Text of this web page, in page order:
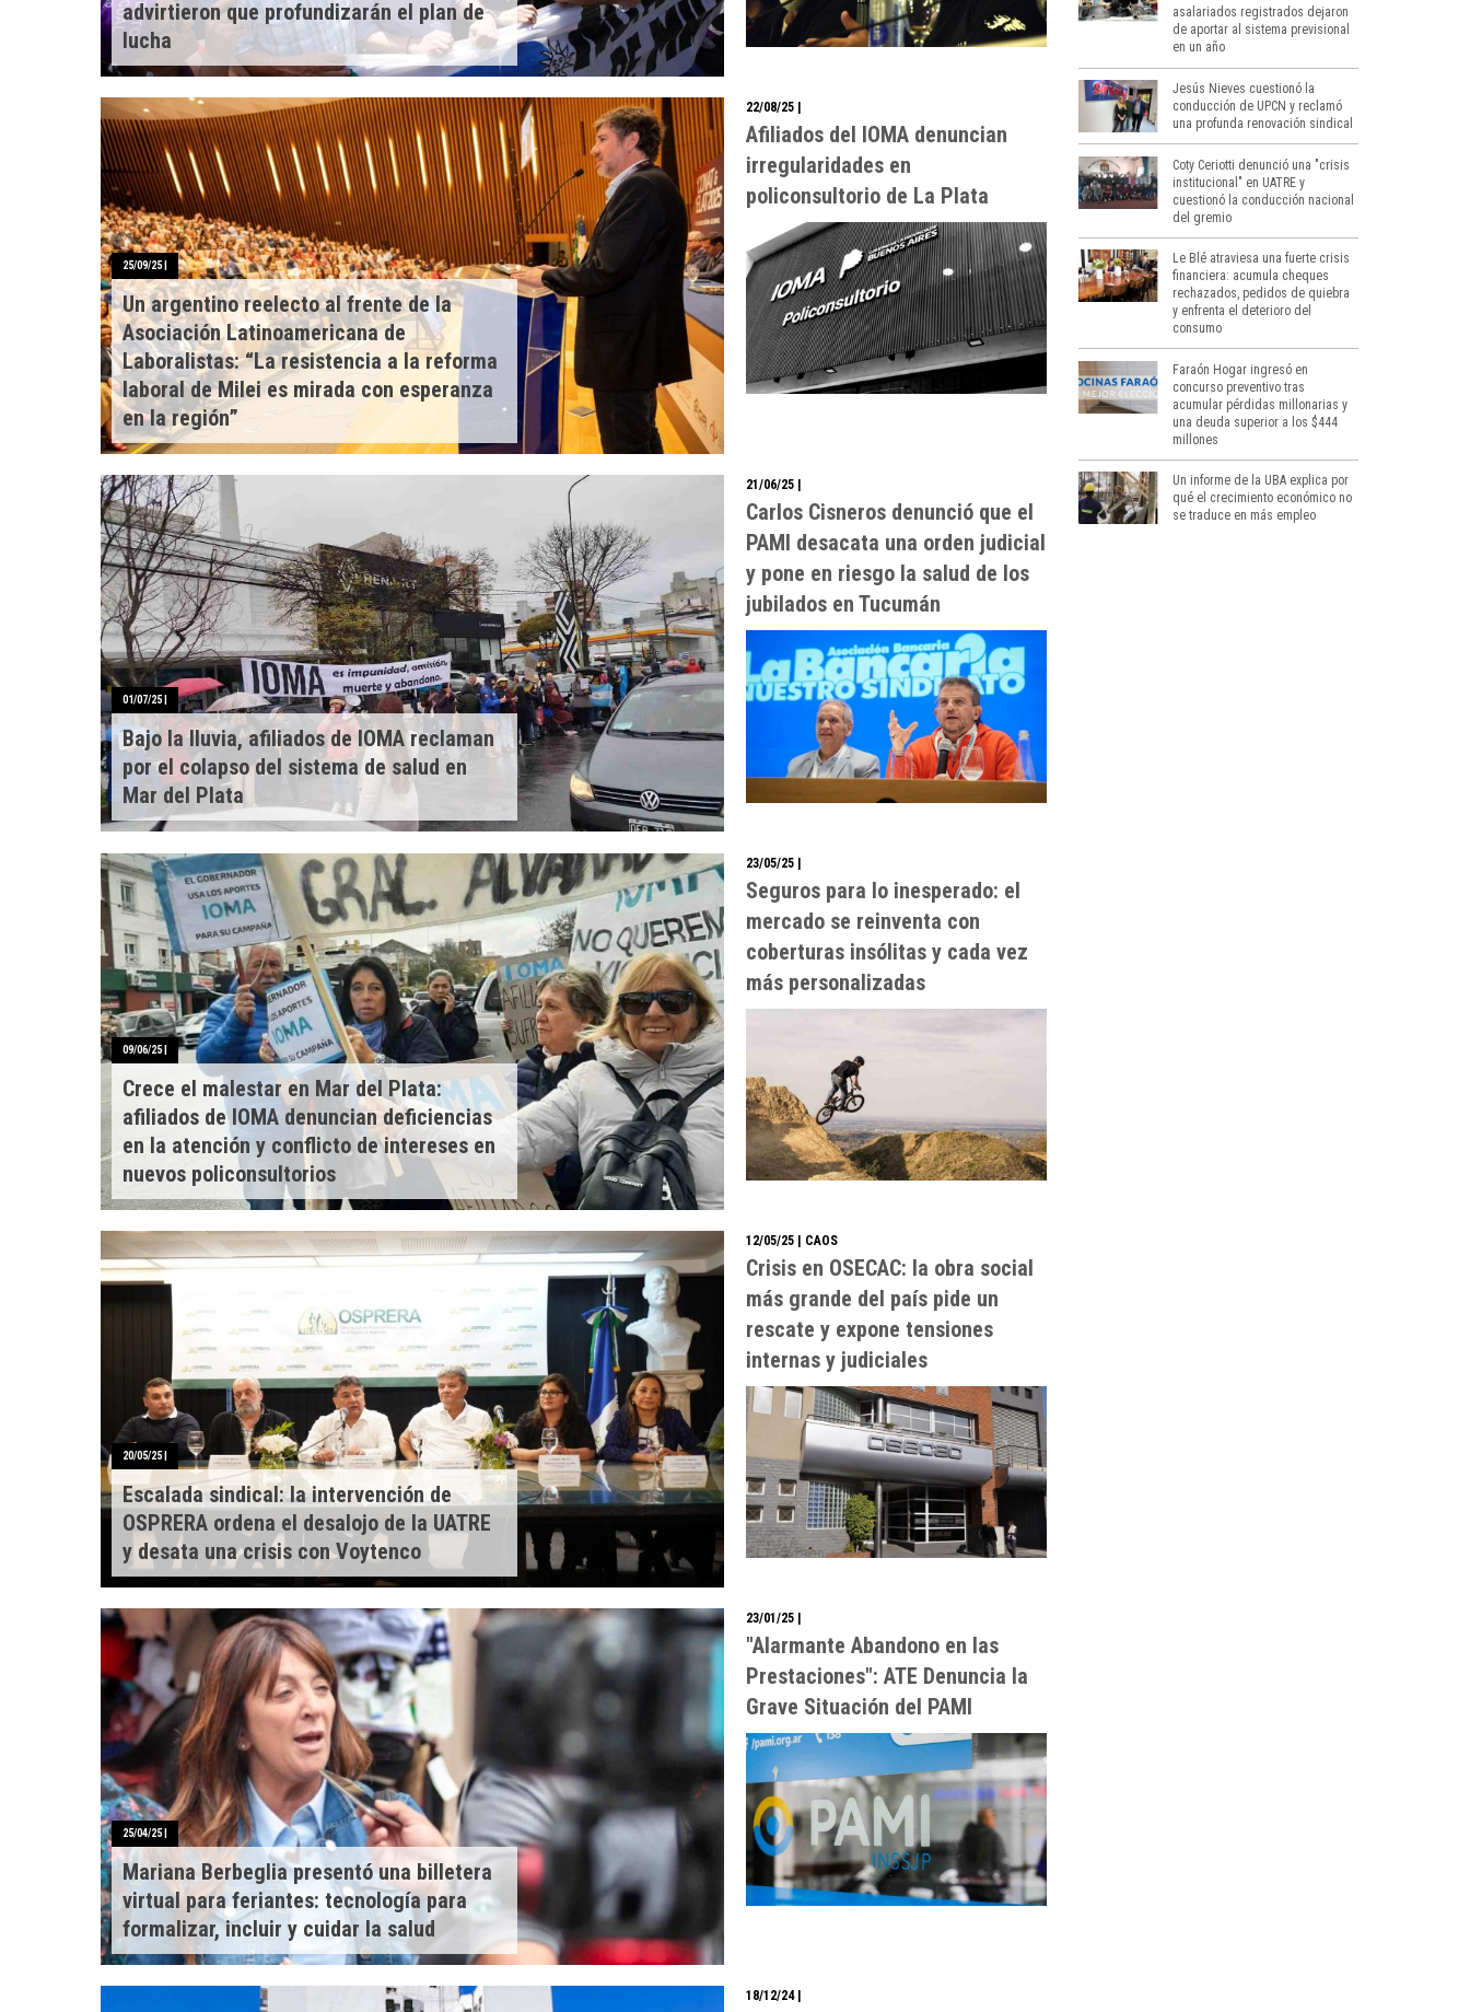
advirtieron que profundizarán el plan de
lucha
25/09/25|
Un argentino reelecto al frente de la
Asociación Latinoamericana de
Laboralistas: “La resistencia a la reforma
laboral de Milei es mirada con esperanza
en la región”
22/08/25|
Afiliados del IOMA denuncian
irregularidades en
policonsultorio de La Plata
01/07/25|
Bajo la lluvia, afiliados de IOMA reclaman
por el colapso del sistema de salud en
Mar del Plata
21/06/25|
Carlos Cisneros denunció que el
PAMI desacata una orden judicial
y pone en riesgo la salud de los
jubilados en Tucumán
09/06/25|
Crece el malestar en Mar del Plata:
afiliados de IOMA denuncian deficiencias
en la atención y conflicto de intereses en
nuevos policonsultorios
23/05/25|
Seguros para lo inesperado: el
mercado se reinventa con
coberturas insólitas y cada vez
más personalizadas
20/05/25|
Escalada sindical: la intervención de
OSPRERA ordena el desalojo de la UATRE
y desata una crisis con Voytenco
12/05/25| CAOS
Crisis en OSECAC: la obra social
más grande del país pide un
rescate y expone tensiones
internas y judiciales
25/04/25|
Mariana Berbeglia presentó una billetera
virtual para feriantes: tecnología para
formalizar, incluir y cuidar la salud
23/01/25|
"Alarmante Abandono en las
Prestaciones": ATE Denuncia la
Grave Situación del PAMI
18/12/24|
asalariados registrados dejaron
de aportar al sistema previsional
en un año
Jesús Nieves cuestionó la
conducción de UPCN y reclamó
una profunda renovación sindical
Coty Ceriotti denunció una "crisis
institucional" en UATRE y
cuestionó la conducción nacional
del gremio
Le Blé atraviesa una fuerte crisis
financiera: acumula cheques
rechazados, pedidos de quiebra
y enfrenta el deterioro del
consumo
Faraón Hogar ingresó en
concurso preventivo tras
acumular pérdidas millonarias y
una deuda superior a los $444
millones
Un informe de la UBA explica por
qué el crecimiento económico no
se traduce en más empleo